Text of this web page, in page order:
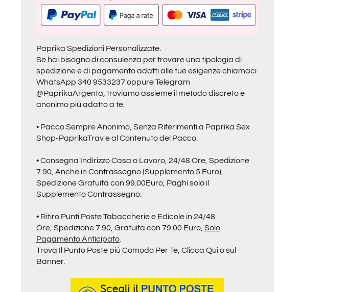
Paprika Spedizioni Personalizzate.
Se hai bisogno di consulenza per trovare una tipologia di
spedizione e di pagamento adatti alle tue esigenze chiamaci
WhatsApp 340 9533237 oppureTelegram
@PaprikaArgenta , troviamo assieme il metodo discreto e
anonimo più adatto a te.
• Pacco Sempre Anonimo, Senza Riferimenti a Paprika Sex
Shop-PaprikaTrave al Contenuto del Pacco.
• Consegna Indirizzo Casa o Lavoro, 24/48 Ore, Spedizione
7.90, Anche in Contrassegno (Supplemento 5 Euro),
Spedizione Gratuita con 99.00Euro, Paghi solo il
Supplemento Contrassegno.
• Ritiro Punti Poste Tabaccherie e Edicole in 24/48
Ore, Spedizione 7.90, Gratuita con 79.00 Euro, Solo
Pagamento Anticipato
Trova Il Punto Poste più Comodo Per Te, Clicca Qui o sul
Banner.